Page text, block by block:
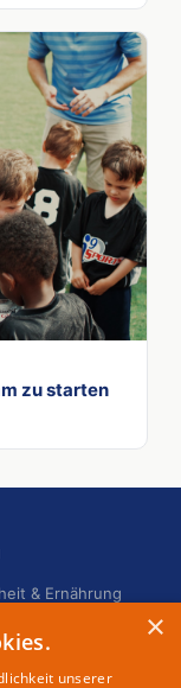
zu starten
& Ernährung
×
unserer